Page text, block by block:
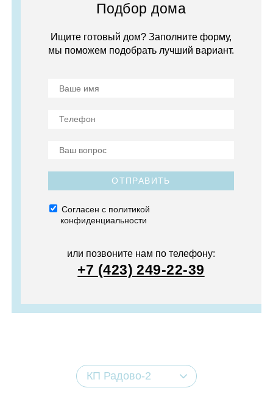
Подбор дома
Ищите готовый дом? Заполните форму,
мы поможем подобрать лучший вариант.
ОТПРАВИТЬ
Согласен с политикой
конфиденциальности
или позвоните нам по телефону:
+7 (423) 249-22-39
КП Радово-2